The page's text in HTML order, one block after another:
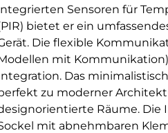
Sensoren für
bietet er ein
Die flexible
mit
Das
zu moderner
Räume. Die
mit abnehmbaren